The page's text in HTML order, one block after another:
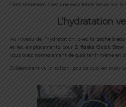
l’entraînement avec une excellente tenue sur le
L’hydratation
Au niveau de l’hydratation, avec la poche à
et les emplacements pour2 flasks Quick Stow
vous avez normalement de quoi tenir même en
Evidemment vu la saison, pas de quoi en avoir